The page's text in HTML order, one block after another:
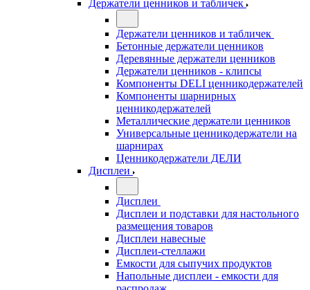
Держатели ценников и табличек
Держатели ценников и табличек
Бетонные держатели ценников
Деревянные держатели ценников
Держатели ценников - клипсы
Компоненты DELI ценникодержателей
Компоненты шарнирных
ценникодержателей
Металлические держатели ценников
Универсальные ценникодержатели на
шарнирах
Ценникодержатели ДЕЛИ
Дисплеи
Дисплеи
Дисплеи и подставки для настольного
размещения товаров
Дисплеи навесные
Дисплеи-стеллажи
Емкости для сыпучих продуктов
Напольные дисплеи - емкости для